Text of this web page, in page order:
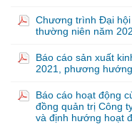
Chương trình Đại hội
thường niên năm
Báo cáo sản xuất
2021, phương
Báo cáo hoạt động
đồng quản trị Công
và định hướng hoạt